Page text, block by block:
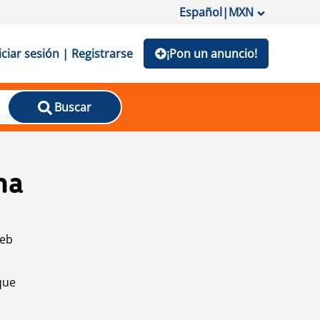
Español|MXN
sesión | Registrarse ¡Pon un anuncio!
Buscar